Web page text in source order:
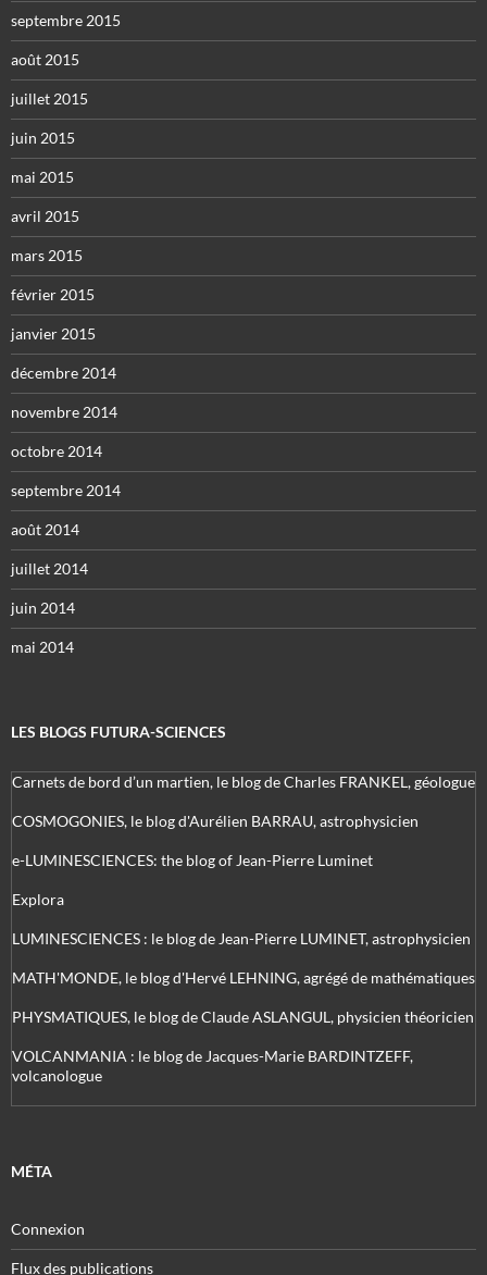
septembre 2015
août 2015
juillet 2015
juin 2015
mai 2015
avril 2015
mars 2015
février 2015
janvier 2015
décembre 2014
novembre 2014
octobre 2014
septembre 2014
août 2014
juillet 2014
juin 2014
mai 2014
LES BLOGS FUTURA-SCIENCES
Carnets de bord d’un martien, le blog de Charles FRANKEL, géologue
COSMOGONIES, le blog d'Aurélien BARRAU, astrophysicien
e-LUMINESCIENCES: the blog of Jean-Pierre Luminet
Explora
LUMINESCIENCES : le blog de Jean-Pierre LUMINET, astrophysicien
MATH'MONDE, le blog d'Hervé LEHNING, agrégé de mathématiques
PHYSMATIQUES, le blog de Claude ASLANGUL, physicien théoricien
VOLCANMANIA : le blog de Jacques-Marie BARDINTZEFF,
volcanologue
MÉTA
Connexion
Flux des publications